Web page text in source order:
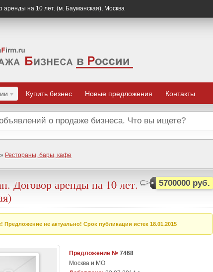
аренды на 10 лет. (м. Бауманская), Москва
Купить бизнес Новые предложения Контакты
» Рестораны, бары, кафе
5700000 руб.
Договор аренды на 10 лет.
Предложение не актуально! Срок публикации истек 18.01.2015
Предложение № 7468
Москва и МО